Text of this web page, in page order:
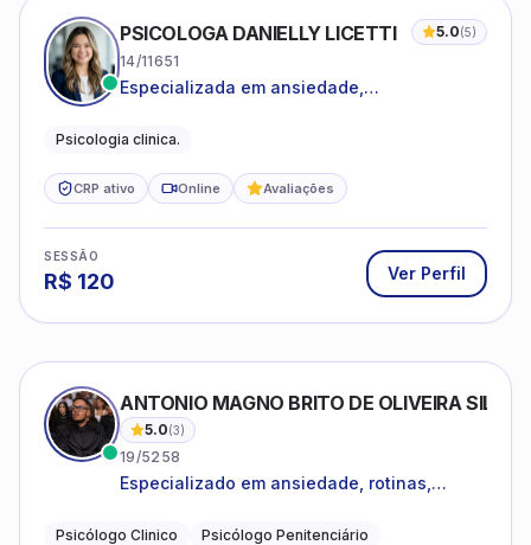
PSICOLOGA DANIELLY LICETTI 5.0(5)
14/11651
Especializada em ansiedade,
Psicologia clinica.
CRP ativo Online Avaliações
SESSÃO
R$ 120 Ver Perfil
ANTONIO MAGNO BRITO DE OLIVEIRA SILVA
5.0(3)
19/5258
Especializado em ansiedade, rotinas,
familiares e questões comportamentais.
Psicólogo Clinico
Psicólogo Penitenciário